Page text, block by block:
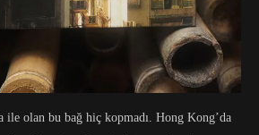
ile olan bu bağ hiç kopmadı. Hong Kong’da